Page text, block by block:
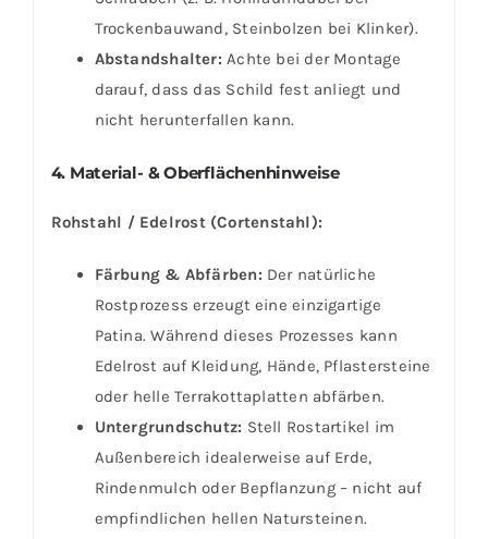
Trockenbauwand, Steinbolzen bei Klinker).
Abstandshalter: Achte bei der Montage
darauf, dass das Schild fest anliegt und
nicht herunterfallen kann.
4. Material- & Oberflächenhinweise
Rohstahl / Edelrost (Cortenstahl):
Färbung & Abfärben: Der natürliche
Rostprozess erzeugt eine einzigartige
Patina. Während dieses Prozesses kann
Edelrost auf Kleidung, Hände, Pflastersteine
oder helle Terrakottaplatten abfärben.
Untergrundschutz: Stell Rostartikel im
Außenbereich idealerweise auf Erde,
Rindenmulch oder Bepflanzung – nicht auf
empfindlichen hellen Natursteinen.